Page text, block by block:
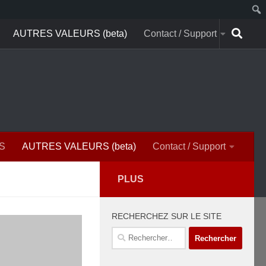
AUTRES VALEURS (beta) Contact / Support
AUTRES VALEURS (beta) Contact / Support
PLUS
RECHERCHEZ SUR LE SITE
Rechercher :